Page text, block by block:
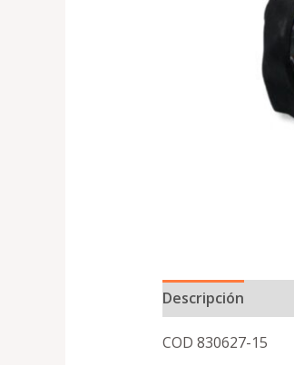
Descripción
COD 830627-15